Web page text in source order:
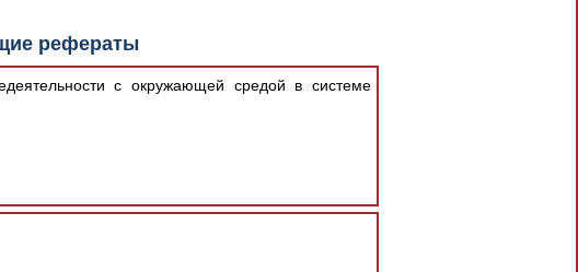
рефераты
с окружающей средой в системе